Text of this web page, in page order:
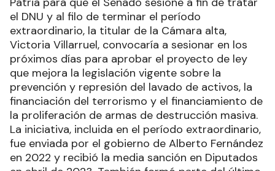
el DNU y al filo de terminar el período
extraordinario, la titular de la Cámara alta,
Victoria Villarruel, convocaría a sesionar en los
próximos días para aprobar el proyecto de ley
que mejora la legislación vigente sobre la
prevención y represión del lavado de activos, la
financiación del terrorismo y el financiamiento de
la proliferación de armas de destrucción masiva.
La iniciativa, incluida en el período extraordinario,
fue enviada por el gobierno de Alberto Fernández
en 2022 y recibió la media sanción en Diputados